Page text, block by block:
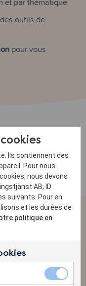
et par thématique
outils de
pour vous
!
Ils contiennent des
Pour nous
nous devons
AB, ID
suivants. Pour en
et les durées de
politique en
nécessaires
Cookies